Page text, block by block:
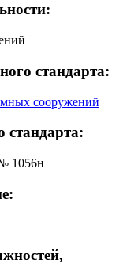
стандарта:
сооружений
стандарта:
1056н